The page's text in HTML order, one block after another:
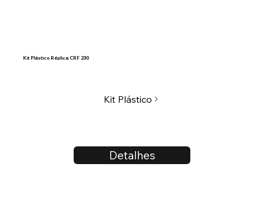
Kit Plástico Réplica CRF 230
Detalhes
Kit Plástico